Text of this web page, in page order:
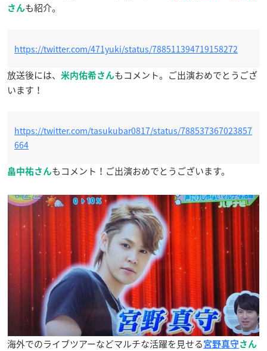
さんも紹介。
https://twitter.com/471yuki/status/788511394719158272
放送後には、 米内佑希さんもコメント。ご出演おめでとうござ
います！
https://twitter.com/tasukubar0817/status/788537367023857
664
畠中祐さんもコメント！ご出演おめでとうございます。
海外でのライブツアーなどマルチな活躍を見せる 宮野真守さん